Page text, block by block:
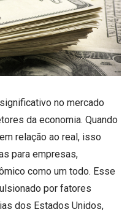
no mercado
da economia. Quando
relação ao real, isso
para empresas,
como um todo. Esse
por fatores
dos Estados Unidos,